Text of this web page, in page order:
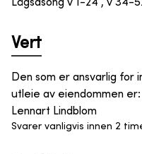
Lågsäsong v 1-24 , v 34-
Vert
Den som er ansvarlig for
utleie av eiendommen er:
Lennart Lindblom
Svarer vanligvis innen 2